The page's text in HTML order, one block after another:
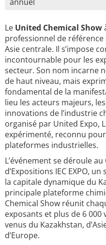
Le United Chemical Show
professionnel de
Asie centrale. Il s’impose
incontournable pour les
secteur. Son nom incarne
de haut niveau, mais
fondamental de la
lieu les acteurs majeurs,
innovations de l’industrie
organisé par United Expo,
expérimenté, reconnu
plateformes industrielles.
L’événement se déroule
d’Expositions IEC EXPO,
la capitale dynamique du
principale plateforme
Chemical Show réunit
exposants et plus de 6
venus du Kazakhstan,
d’Europe.